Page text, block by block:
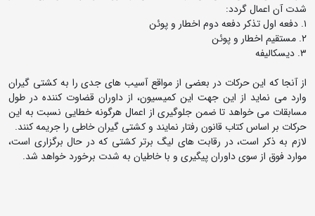
شدت آن اعمال گردد:
۱. دفعه اول تذکر دفعه دوم اخطار و پوئن
۲. مستقیم اخطار و پوئن
۳. دیسکالیفه
از آنجا که این حرکات در بعضی از مواقع آسیب های جدی را به کشتی گیران
وارد می نماید از این جهت این کمیسیون، از داوران قضاوت کننده در طول
مسابقات می خواهد تا ضمن جلوگیری از اعمال هرگونه خطایی نسبت به این
حرکات بر اساس کتاب قانون رفتار نمایند و کشتی گیران خاطی را جریمه کنند.
لازم به ذکر است، در رقابت های لیگ برتر کشتی که در حال برگزاری است،
موارد فوق از سوی داوران پیگیری و با خاطیان به شدت برخورد خواهد شد.